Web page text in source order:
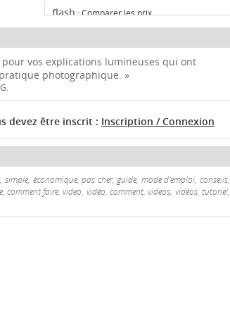
flash:Comparer les prix
trépied photo:Comparer les prix
réflecteur photo:Comparer les prix
vos explications lumineuses qui ont
photographique. »
devez être inscrit : Inscription / Connexion
économique, pas cher, guide, mode d'emploi, conseils,
comment faire, video, vidéo, comment, videos, vidéos, tutoriel,